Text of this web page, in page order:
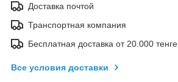
Доставка почтой
Транспортная компания
Бесплатная доставка от 20.000 тенге
Все условия доставки